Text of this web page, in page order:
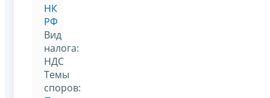
НК
РФ
Вид
налога:
НДС
Темы
споров: